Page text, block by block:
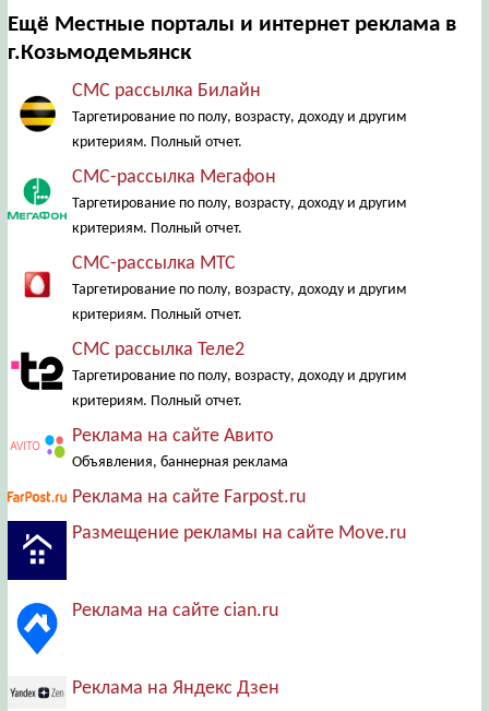
Ещё Местные порталы и интернет реклама в
г.Козьмодемьянск
СМС рассылка Билайн
Таргетирование по полу, возрасту, доходу и другим
критериям. Полный отчет.
СМС-рассылка Мегафон
Таргетирование по полу, возрасту, доходу и другим
критериям. Полный отчет.
СМС-рассылка МТС
Таргетирование по полу, возрасту, доходу и другим
критериям. Полный отчет.
СМС рассылка Теле2
Таргетирование по полу, возрасту, доходу и другим
критериям. Полный отчет.
Реклама на сайте Авито
Объявления, баннерная реклама
Реклама на сайте Farpost.ru
Размещение рекламы на сайте Move.ru
Реклама на сайте cian.ru
Реклама на Яндекс Дзен